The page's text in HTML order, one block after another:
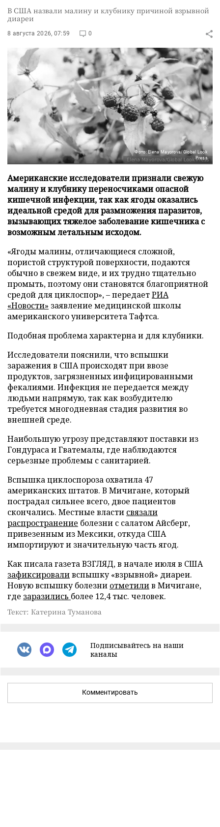
В США назвали малину и клубнику причиной взрывной
диареи
8 августа 2026, 07:59 0
Фото: Elena Mayorova/Global Look
Press
Американские исследователи признали свежую
малину и клубнику переносчиками опасной
кишечной инфекции, так как ягоды оказались
идеальной средой для размножения паразитов,
вызывающих тяжелое заболевание кишечника с
возможным летальным исходом.
«Ягоды малины, отличающиеся сложной,
пористой структурой поверхности, подаются
обычно в свежем виде, и их трудно тщательно
промыть, поэтому они становятся благоприятной
средой для циклоспор», – передаетРИА
«Новости» заявление медицинской школы
американского университета Тафтса.
Подобная проблема характерна и для клубники.
Исследователи пояснили, что вспышки
заражения в США происходят при ввозе
продуктов, загрязненных инфицированными
фекалиями. Инфекция не передается между
людьми напрямую, так как возбудителю
требуется многодневная стадия развития во
внешней среде.
Наибольшую угрозу представляют поставки из
Гондураса и Гватемалы, где наблюдаются
серьезные проблемы с санитарией.
Вспышка циклоспороза охватила 47
американских штатов. В Мичигане, который
пострадал сильнее всего, двое пациентов
скончались. Местные власти связали
распространение болезни с салатом Айсберг,
привезенным из Мексики, откуда США
импортируют и значительную часть ягод.
Как писала газета ВЗГЛЯД, в начале июля в США
зафиксироваливспышку «взрывной» диареи.
Новую вспышку болезни отметилив Мичигане,
где заразились более 12,4 тыс. человек.
Текст: Катерина Туманова
Подписывайтесь на наши
каналы
Комментировать